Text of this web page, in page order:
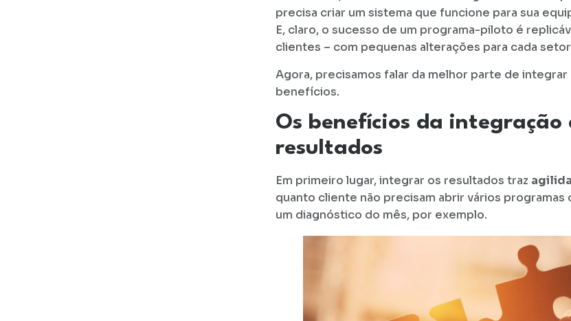
precisa criar um sistema que funcione para sua
E, claro, o sucesso de um programa-piloto é
clientes – com pequenas alterações para cada
Agora, precisamos falar da melhor parte de integrar
benefícios.
Os benefícios da integração
resultados
Em primeiro lugar, integrar os resultados traz
quanto cliente não precisam abrir vários programas
um diagnóstico do mês, por exemplo.